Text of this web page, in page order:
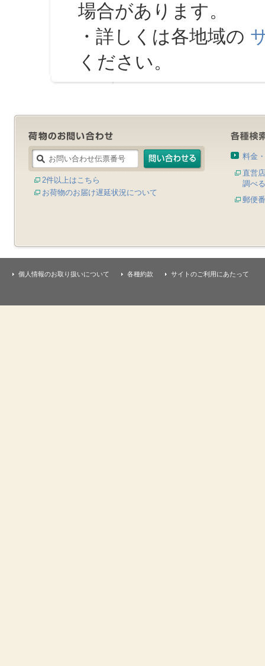
場合があります。
・詳しくは各地域の
ください。
2件以上はこちら
お荷物のお届け遅延状況について
料金
直営
調べる
郵便
個人情報のお取り扱いについて 各種約款 サイトのご利用にあたって